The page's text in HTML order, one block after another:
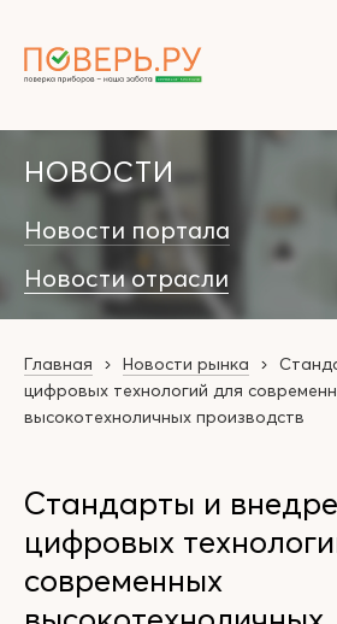
НОВОСТИ
Новости портала
Новости отрасли
Главная Новости рынка
цифровых технологий для
высокотехноличных производств
Стандарты и
цифровых
современных